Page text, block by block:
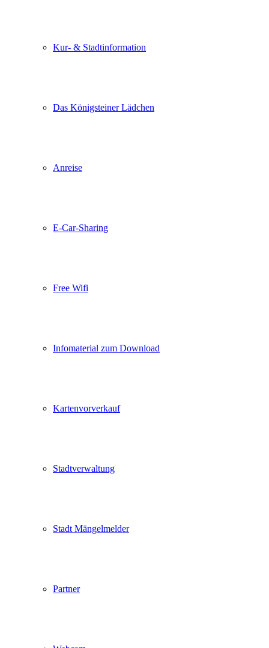
Kur- & Stadtinformation
Das Königsteiner Lädchen
Anreise
E-Car-Sharing
Free Wifi
Infomaterial zum Download
Kartenvorverkauf
Stadtverwaltung
Stadt Mängelmelder
Partner